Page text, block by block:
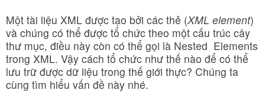
Một tài liệu XML được tạo bởi các thẻ (XML element)
và chúng có thể được tổ chức theo một cấu trúc cây
thư mục, điều này còn có thể gọi là Nested Elements
trong XML. Vậy cách tổ chức như thế nào để có thể
lưu trữ được dữ liệu trong thế giới thực? Chúng ta
cùng tìm hiểu vấn đề này nhé.